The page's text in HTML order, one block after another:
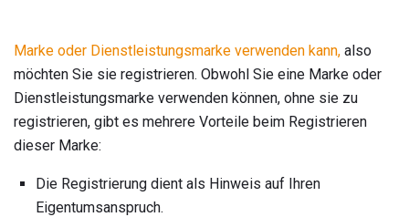
Marke oder Dienstleistungsmarke verwenden kann, also
möchten Sie sie registrieren. Obwohl Sie eine Marke oder
Dienstleistungsmarke verwenden können, ohne sie zu
registrieren, gibt es mehrere Vorteile beim Registrieren
dieser Marke:
Die Registrierung dient als Hinweis auf Ihren
Eigentumsanspruch.